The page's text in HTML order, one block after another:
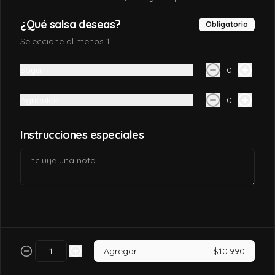
California tori
Pollo, queso crema, palta, envuelto en
$7.490
$6.990
¿Qué salsa deseas? Obligatorio
Seleccione al menos 1
0
0
Instrucciones especiales
Agregar $10.990